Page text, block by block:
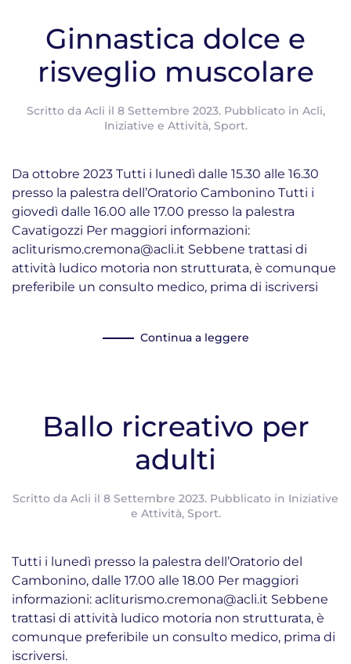
Ginnastica dolce e
risveglio muscolare
Scritto da Acli il 8 Settembre 2023. Pubblicato in Acli,
Iniziative e Attività, Sport.
Da ottobre 2023 Tutti i lunedì dalle 15.30 alle 16.30
presso la palestra dell’Oratorio Cambonino Tutti i
giovedì dalle 16.00 alle 17.00 presso la palestra
Cavatigozzi Per maggiori informazioni:
acliturismo.cremona@acli.it Sebbene trattasi di
attività ludico motoria non strutturata, è comunque
preferibile un consulto medico, prima di iscriversi
Continua a leggere
Ballo ricreativo per
adulti
Scritto da Acli il 8 Settembre 2023. Pubblicato in Iniziative
e Attività, Sport.
Tutti i lunedì presso la palestra dell’Oratorio del
Cambonino, dalle 17.00 alle 18.00 Per maggiori
informazioni: acliturismo.cremona@acli.it Sebbene
trattasi di attività ludico motoria non strutturata, è
comunque preferibile un consulto medico, prima di
iscriversi.